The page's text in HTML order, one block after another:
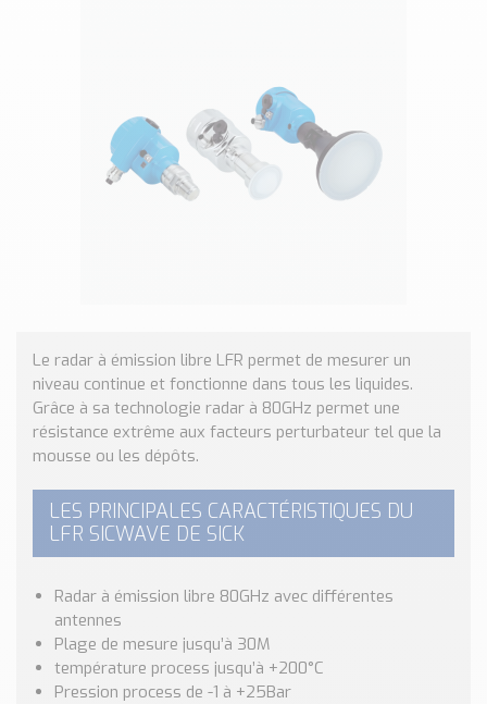
IDEM SAFETY
Voir toutes les marques …
Nos outils et simulateurs
Calculateur Chauffage/Liquide/Gaz
Blog
Nos Réalisations
Catalogue des essentiels pour les brasseries et micro-
brasseries
Devis, Tarifs, Renseignements techniques
Le radar à émission libre LFR permet de mesurer un
niveau continue et fonctionne dans tous les liquides.
Grâce à sa technologie radar à 80GHz permet une
résistance extrême aux facteurs perturbateur tel que la
mousse ou les dépôts.
LES PRINCIPALES CARACTÉRISTIQUES DU
LFR SICWAVE DE SICK
Radar à émission libre 80GHz avec différentes
antennes
Plage de mesure jusqu’à 30M
température process jusqu’à +200°C
Pression process de -1 à +25Bar